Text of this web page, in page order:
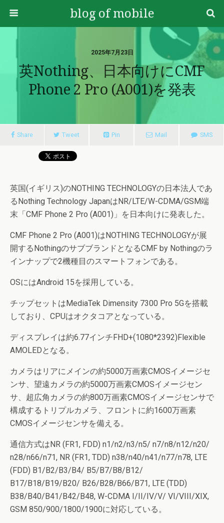
blog of mobile
2025年7月23日
英Nothing、日本向けにCMF
Phone 2 Pro (A001)を発表
Share Tweet Pin Mail SMS
英国(イギリス)のNOTHING TECHNOLOGYの日本法人であ
るNothing Technology JapanはNR/LTE/W-CDMA/GSM端
末「CMF Phone 2 Pro (A001)」を日本向けに発表した。
CMF Phone 2 Pro (A001)はNOTHING TECHNOLOGYが展
開するNothingのサブブランドとなるCMF by Nothingのラ
インナップで2機種目のスマートフォンである。
OSにはAndroid 15を採用している。
チップセットはMediaTek Dimensity 7300 Pro 5Gを搭載
しており、CPUはオクタコアとなっている。
ディスプレイは約6.77インチFHD+(1080*2392)Flexible
AMOLEDとなる。
カメラはリアにメインの約5000万画素CMOSイメージセ
ンサ、望遠カメラの約5000万画素CMOSイメージセン
サ、超広角カメラの約800万画素CMOSイメージセンサで
構成するトリプルカメラ、フロントに約1600万画素
CMOSイメージセンサを備える。
通信方式はNR (FR1, FDD) n1/n2/n3/n5/ n7/n8/n12/n20/
n28/n66/n71, NR (FR1, TDD) n38/n40/n41/n77/n78, LTE
(FDD) B1/B2/B3/B4/ B5/B7/B8/B12/
B17/B18/B19/B20/ B26/B28/B66/B71, LTE (TDD)
B38/B40/B41/B42/B48, W-CDMA I/II/IV/V/ VI/VIII/XIX,
GSM 850/900/1800/1900に対応している。